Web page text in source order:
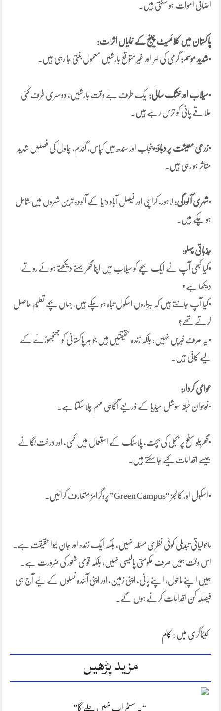
اضافی اموات ہو سکتی ہیں۔
پاکستان میں کلائمیٹ چینج کے نمایاں اثرات:
•شدید موسم: گرمی کی لہر اور غیر متوقع بارشیں معمول بنتی جا رہی ہیں۔
•سیلاب اور خشک سالی: ایک طرف بے وقت بارشیں، دوسری طرف کئی
علاقے پانی کو ترس رہے ہیں۔
•زرعی معیشت پر دباؤ:پنجاب اور سندھ میں کپاس، گندم، چاول کی فصلیں شدید
متاثر ہو رہی ہیں۔
•شہری آلودگی: لاہور، کراچی اور فیصل آباد دنیا کے آلودہ ترین شہروں میں شامل
ہو چکے ہیں۔
جذباتی پہلو:
•کیا کبھی آپ نے ایک بچے کو سیلاب میں اپنا گھر بہتے دیکھتے ہوئے روتے
دیکھا ہے؟
•کیا آپ جانتے ہیں کہ ہزاروں اسکول تباہ ہو چکے ہیں، جہاں بچے تعلیم حاصل
کرتے تھے؟
•یہ صرف خبریں نہیں، بلکہ زندہ حقیقتیں ہیں جو ہر پاکستانی کو جھنجھوڑنے کے
لیے کافی ہیں۔
عوامی کردار:
•نوجوان طبقہ سوشل میڈیا کے ذریعے آگاہی مہم چلا سکتا ہے۔
•گھریلو سطح پر بجلی کی بچت، پلاسٹک کے استعمال میں کمی، اور درخت لگانے
جیسے اقدامات کیے جا سکتے ہیں۔
•اسکول اور کالجز “Green Campus” پروگرامز متعارف کرائیں۔
ماحولیاتی تبدیلی کوئی نظری مسئلہ نہیں، بلکہ ایک زندہ اور جان لیوا حقیقت ہے۔
اس وقت ہمیں صرف حکومتی پالیسی نہیں، بلکہ قومی شعور کی ضرورت ہے۔
ہمیں اپنے ماحول، اپنے پانی، اپنی زمین، اور اپنی آئندہ نسلوں کے لیے آج ہی
فیصلہ کن اقدامات کرنے ہوں گے۔
کیٹاگری میں : کالم
مزید پڑھیں
“یہ سسٹم اب نہیں چلے گا”